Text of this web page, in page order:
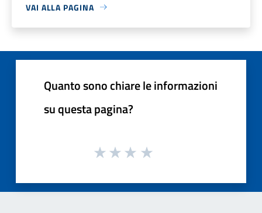
VAI ALLA PAGINA
Quanto sono chiare le informazioni
su questa pagina?